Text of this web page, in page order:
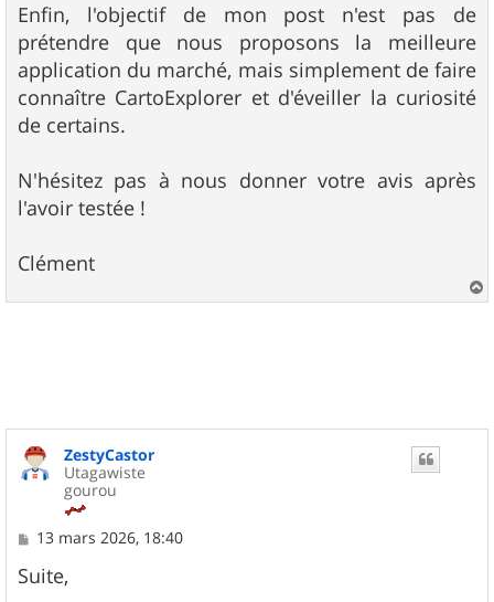
Enfin, l'objectif de mon post n'est pas de
prétendre que nous proposons la meilleure
application du marché, mais simplement de faire
connaître CartoExplorer et d'éveiller la curiosité
de certains.
N'hésitez pas à nous donner votre avis après
l'avoir testée !
Clément
a
ZestyCastor
Utagawiste
gourou
M
s
s
13 mars 2026, 18:40
Suite,